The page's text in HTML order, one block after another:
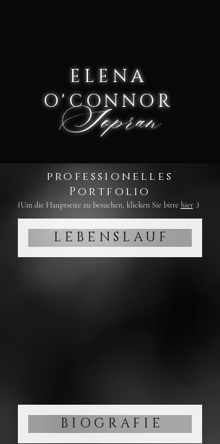
ELENA
O'CONNOR
Sopran
professionelles
Portfolio
(Um die Hauptseite zu besuchen, klicken Sie bitte hier.)
L E B E N S L A U F
B I O G R A F I E